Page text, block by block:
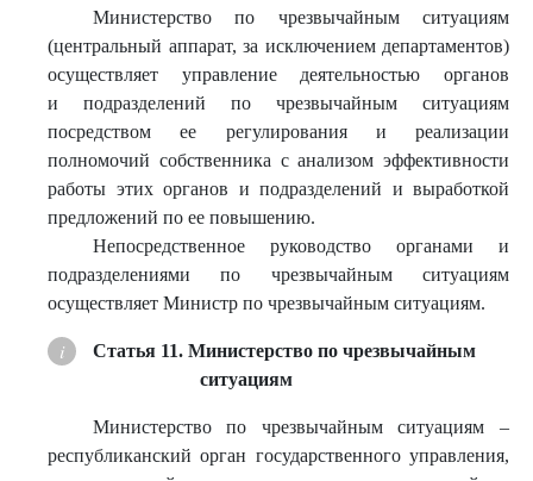
Министерство по чрезвычайным ситуациям
(центральный аппарат, за исключением департаментов)
осуществляет управление деятельностью органов
и подразделений по чрезвычайным ситуациям
посредством ее регулирования и реализации
полномочий собственника с анализом эффективности
работы этих органов и подразделений и выработкой
предложений по ее повышению.
Непосредственное руководство органами и
подразделениями по чрезвычайным ситуациям
осуществляет Министр по чрезвычайным ситуациям.
Статья 11. Министерство по чрезвычайным
ситуациям
Министерство по чрезвычайным ситуациям –
республиканский орган государственного управления,